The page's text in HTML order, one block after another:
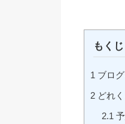
もくじ
1 ブロ
2どれく
2.1